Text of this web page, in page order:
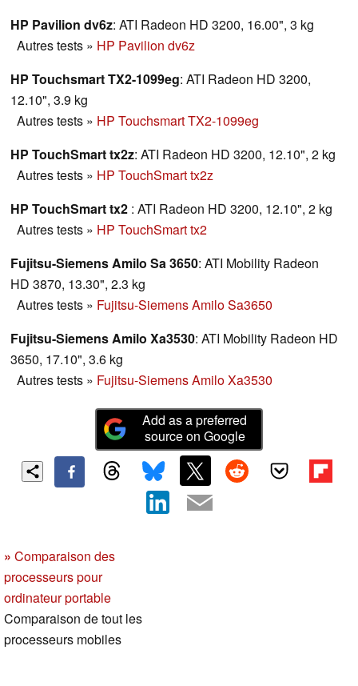
HP Pavilion dv6z: ATI Radeon HD 3200, 16.00", 3 kg
Autres tests » HP Pavilion dv6z
HP Touchsmart TX2-1099eg: ATI Radeon HD 3200,
12.10", 3.9 kg
Autres tests » HP Touchsmart TX2-1099eg
HP TouchSmart tx2z: ATI Radeon HD 3200, 12.10", 2 kg
Autres tests » HP TouchSmart tx2z
HP TouchSmart tx2 : ATI Radeon HD 3200, 12.10", 2 kg
Autres tests » HP TouchSmart tx2
Fujitsu-Siemens Amilo Sa 3650: ATI Mobility Radeon
HD 3870, 13.30", 2.3 kg
Autres tests » Fujitsu-Siemens Amilo Sa3650
Fujitsu-Siemens Amilo Xa3530: ATI Mobility Radeon HD
3650, 17.10", 3.6 kg
Autres tests » Fujitsu-Siemens Amilo Xa3530
Add as a preferred
source on Google
» Comparaison des
processeurs pour
ordinateur portable
Comparaison de tout les
processeurs mobiles